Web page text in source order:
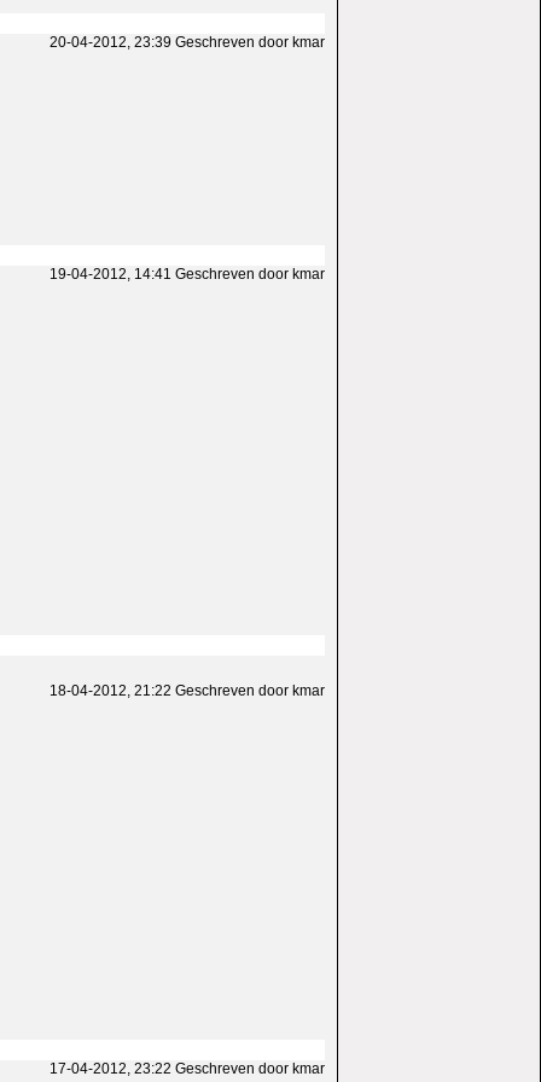
20-04-2012, 23:39 Geschreven door kmar
19-04-2012, 14:41 Geschreven door kmar
18-04-2012, 21:22 Geschreven door kmar
17-04-2012, 23:22 Geschreven door kmar